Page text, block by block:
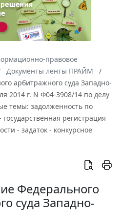
правовое
Документы ленты ПРАЙМ
арбитражного суда Западно-
2014 г. N Ф04-3908/14 по делу
темы: задолженность по
регистрация
- задаток - конкурсное
Федерального
суда Западно-